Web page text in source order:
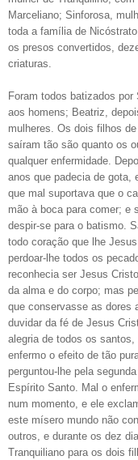
Marceliano; Sinforosa,
toda a família de
os presos convertidos,
criaturas.
Foram todos batizados
aos homens; Beatriz,
mulheres. Os dois filhos
saíram tão são quanto os
qualquer enfermidade.
anos que padecia de gota,
que mal suportava que o
mão à boca para comer; e
despir-se para o batismo.
todo coração que lhe
perdoar-lhe todos os
reconhecia ser Jesus
da alma e do corpo; mas
que conservasse as dores
duvidar da fé de Jesus
alegria de todos os
enfermo o efeito de tão
perguntou-lhe pela
Espírito Santo. Mal o
num momento, e ele
este mísero mundo não
outros, e durante os dez
Tranquiliano para os dois